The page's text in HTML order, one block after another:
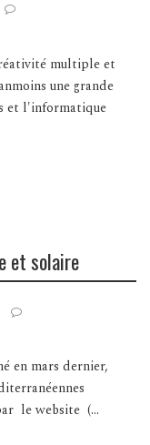
multiple et
une grande
et l'informatique
et solaire
en mars dernier,
le website (...